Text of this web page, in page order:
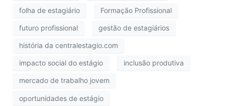
folha de estagiário Formação Profissional
futuro profissional gestão de estagiários
história da centralestagio.com
impacto social do estágio inclusão produtiva
mercado de trabalho jovem
oportunidades de estágio